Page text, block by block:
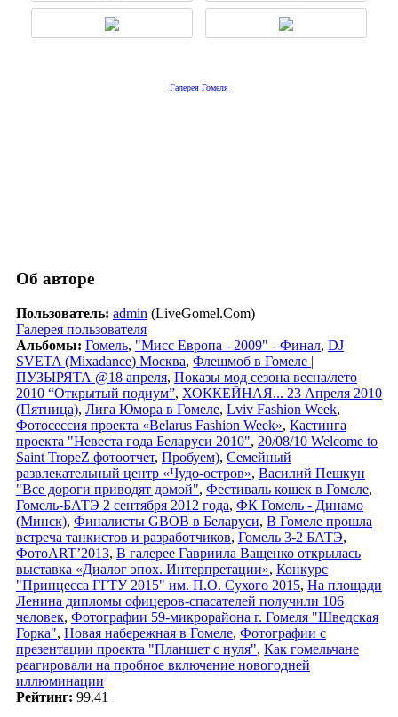
Галерея Гомеля
Об авторе
Пользователь: admin (LiveGomel.Com)
Галерея пользователя
Альбомы: Гомель, "Мисс Европа - 2009" - Финал, DJ
SVETA (Mixadance) Москва, Флешмоб в Гомеле |
ПУЗЫРЯТА @18 апреля, Показы мод сезона весна/лето
2010 “Открытый подиум”, ХОККЕЙНАЯ... 23 Апреля 2010
(Пятница), Лига Юмора в Гомеле, Lviv Fashion Week,
Фотосессия проекта «Belarus Fashion Week», Кастинга
проекта "Невеста года Беларуси 2010", 20/08/10 Welcome to
Saint TropeZ фотоотчет, Пробуем), Семейный
развлекательный центр «Чудо-остров», Василий Пешкун
"Все дороги приводят домой", Фестиваль кошек в Гомеле,
Гомель-БАТЭ 2 сентября 2012 года, ФК Гомель - Динамо
(Минск), Финалисты GBOB в Беларуси, В Гомеле прошла
встреча танкистов и разработчиков, Гомель 3-2 БАТЭ,
ФотоART’2013, В галерее Гавриила Ващенко открылась
выставка «Диалог эпох. Интерпретации», Конкурс
"Принцесса ГГТУ 2015" им. П.О. Сухого 2015, На площади
Ленина дипломы офицеров-спасателей получили 106
человек, Фотографии 59-микрорайона г. Гомеля "Шведская
Горка", Новая набережная в Гомеле, Фотографии с
презентации проекта "Планшет с нуля", Как гомельчане
реагировали на пробное включение новогодней
иллюминации
Рейтинг: 99.41